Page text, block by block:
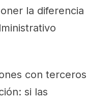
la diferencia
con terceros
si las